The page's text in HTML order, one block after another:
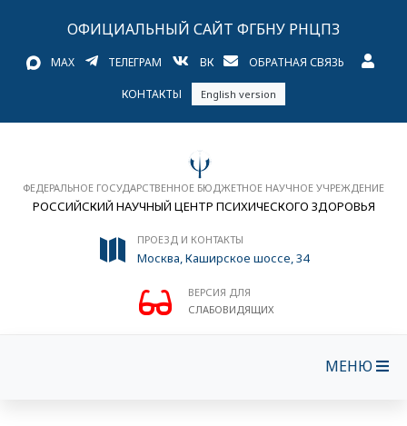
ОФИЦИАЛЬНЫЙ САЙТ ФГБНУ РНЦПЗ
MAX ТЕЛЕГРАМ ВК ОБРАТНАЯ СВЯЗЬ
КОНТАКТЫ English version
ФЕДЕРАЛЬНОЕ ГОСУДАРСТВЕННОЕ БЮДЖЕТНОЕ НАУЧНОЕ УЧРЕЖДЕНИЕ
РОССИЙСКИЙ НАУЧНЫЙ ЦЕНТР ПСИХИЧЕСКОГО ЗДОРОВЬЯ
ПРОЕЗД И КОНТАКТЫ
Москва, Каширское шоссе, 34
ВЕРСИЯ ДЛЯ
СЛАБОВИДЯЩИХ
МЕНЮ